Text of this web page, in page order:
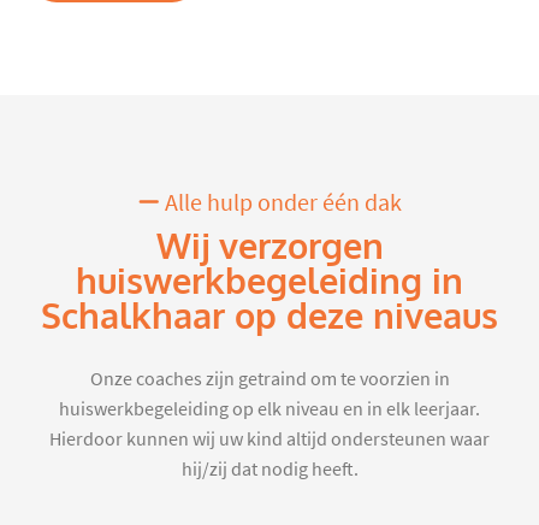
Alle hulp onder één dak
Wij verzorgen
huiswerkbegeleiding in
Schalkhaar op deze niveaus
Onze coaches zijn getraind om te voorzien in
huiswerkbegeleiding op elk niveau en in elk leerjaar.
Hierdoor kunnen wij uw kind altijd ondersteunen waar
hij/zij dat nodig heeft.